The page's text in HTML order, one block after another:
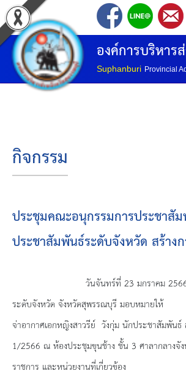
องค์การบริหาร
Suphanburi Provincial
หน้าแรก
ประวัติ อบจ
โครงสร้างองค์กร
โครงสร้างการแบ่งส่วนราชการ
วิสัยทัศน์
ยุทธศาสตร์การพัฒนา
ประวัตินายก
รายการ อบจ.สัมพันธ์
กิจกรรม
ประชุมคณะอนุกรรมการประชาสั
ประชาสัมพันธ์ระดับจังหวัด สร้าง
วันจันทร์ที่ 23 มกราคม
ระดับจังหวัด จังหวัดสุพรรณบุรี มอบหมายให้
จ่าอากาศเอกหญิงสาวรีย์ วังกุ่ม นักประชาสัมพัน
1/2566 ณ ห้องประชุมขุนช้าง ชั้น 3 ศาลากลางจั
ราชการ และหน่วยงานที่เกี่ยวข้อง